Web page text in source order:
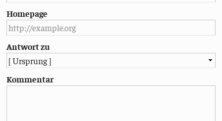
Homepage
Antwort zu
Kommentar